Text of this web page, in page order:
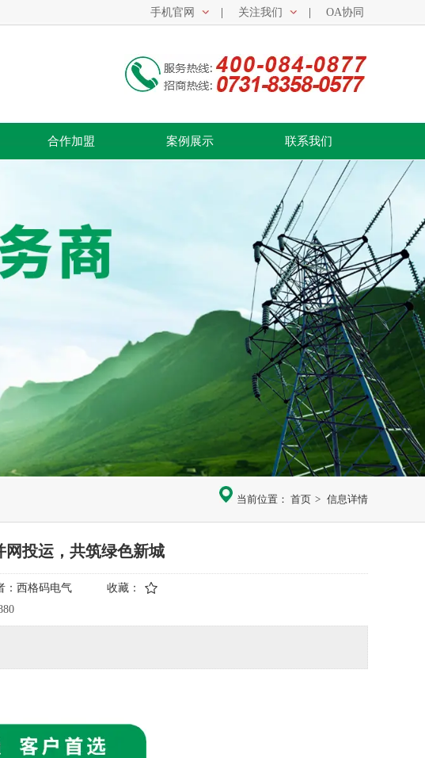
手机官网 关注我们 OA协同
合作加盟 案例展示 联系我们
当前位置： 首页 > 信息详情
投运，共筑绿色新城
： 西格码电气
收藏：